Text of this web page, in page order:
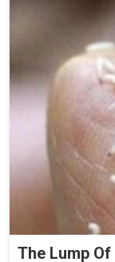
The Lump